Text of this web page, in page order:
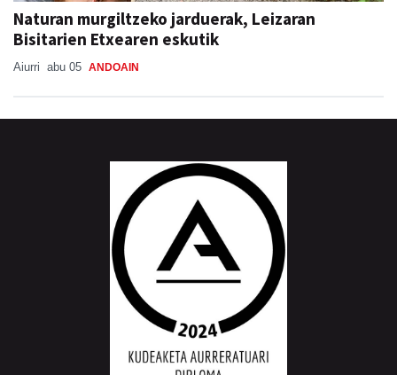
Naturan murgiltzeko jarduerak, Leizaran
Bisitarien Etxearen eskutik
Aiurri abu 05 ANDOAIN